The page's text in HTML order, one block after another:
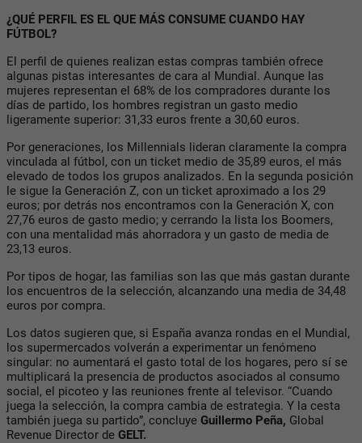
¿QUÉ PERFIL ES EL QUE MÁS CONSUME CUANDO HAY
FÚTBOL?
El perfil de quienes realizan estas compras también ofrece
algunas pistas interesantes de cara al Mundial. Aunque las
mujeres representan el 68% de los compradores durante los
días de partido, los hombres registran un gasto medio
ligeramente superior: 31,33 euros frente a 30,60 euros.
Por generaciones, los Millennials lideran claramente la compra
vinculada al fútbol, con un ticket medio de 35,89 euros, el más
elevado de todos los grupos analizados. En la segunda posición
le sigue la Generación Z, con un ticket aproximado a los 29
euros; por detrás nos encontramos con la Generación X, con
27,76 euros de gasto medio; y cerrando la lista los Boomers,
con una mentalidad más ahorradora y un gasto de media de
23,13 euros.
Por tipos de hogar, las familias son las que más gastan durante
los encuentros de la selección, alcanzando una media de 34,48
euros por compra.
Los datos sugieren que, si España avanza rondas en el Mundial,
los supermercados volverán a experimentar un fenómeno
singular: no aumentará el gasto total de los hogares, pero sí se
multiplicará la presencia de productos asociados al consumo
social, el picoteo y las reuniones frente al televisor. “Cuando
juega la selección, la compra cambia de estrategia. Y la cesta
también juega su partido”, concluye Guillermo Peña, Global
Revenue Director de GELT.